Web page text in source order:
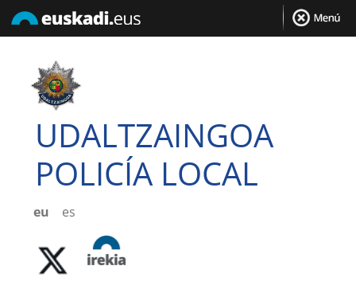
UDALTZAINGOA
POLICÍA LOCAL
eu es